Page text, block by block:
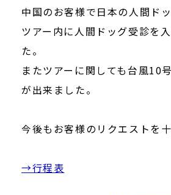
中国のお客様で日本の人間ド
ツアー内に人間ドッグ受診を
た。
またツアーに関しても台風10
が出来ました。
今後もお客様のリクエストを
→行程表